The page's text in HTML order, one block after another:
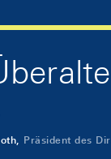
Präsident des